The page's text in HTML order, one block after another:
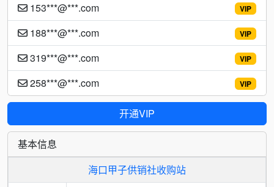
VIP
153***@***.com
VIP
188***@***.com
VIP
319***@***.com
VIP
258***@***.com
开通VIP
基本信息
海口甲子供销社收购站